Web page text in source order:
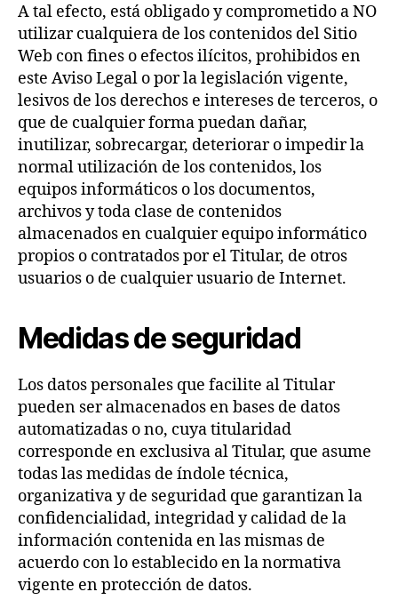
A tal efecto, está obligado y comprometido a NO
utilizar cualquiera de los contenidos del Sitio
Web con fines o efectos ilícitos, prohibidos en
este Aviso Legal o por la legislación vigente,
lesivos de los derechos e intereses de terceros, o
que de cualquier forma puedan dañar,
inutilizar, sobrecargar, deteriorar o impedir la
normal utilización de los contenidos, los
equipos informáticos o los documentos,
archivos y toda clase de contenidos
almacenados en cualquier equipo informático
propios o contratados por el Titular, de otros
usuarios o de cualquier usuario de Internet.
Medidas de seguridad
Los datos personales que facilite al Titular
pueden ser almacenados en bases de datos
automatizadas o no, cuya titularidad
corresponde en exclusiva al Titular, que asume
todas las medidas de índole técnica,
organizativa y de seguridad que garantizan la
confidencialidad, integridad y calidad de la
información contenida en las mismas de
acuerdo con lo establecido en la normativa
vigente en protección de datos.